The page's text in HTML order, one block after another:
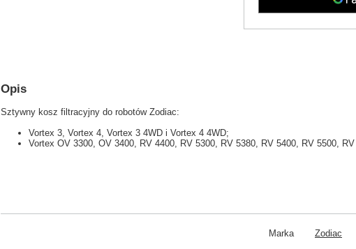
Opis
Sztywny kosz filtracyjny do robotów Zodiac:
Vortex 3, Vortex 4, Vortex 3 4WD i Vortex 4 4WD;
Vortex OV 3300, OV 3400, RV 4400, RV 5300, RV 5380, RV 5400, RV 5500,
Marka Zodiac